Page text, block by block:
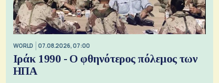
WORLD 07.08.2026, 07:00
Ιράκ 1990 - Ο φθηνότερος πόλεμος των
ΗΠΑ